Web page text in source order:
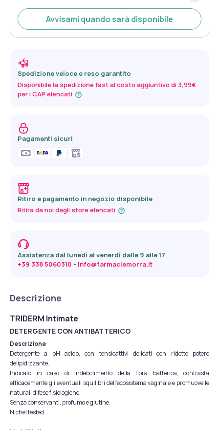
Avvisami quando sarà disponibile
Spedizione veloce e reso garantito
Disponibile la spedizione fast al costo aggiuntivo di 3,99€
per i CAP elencati
Pagamenti sicuri
Ritiro e pagamento in negozio disponibile
Ritira da noi dagli store elencati
Assistenza dal lunedì al venerdì dalle 9 alle 17
+39 338 5060310 - info@farmaciemorra.it
Descrizione
TRIDERM Intimate
DETERGENTE CON ANTIBATTERICO
Descrizione
Detergente a pH acido, con tensioattivi delicati con ridotto potere
delipidizzante.
Indicato in caso di indebolimento della flora batterica, contrasta
efficacemente gli eventuali squilibri dell’ecosistema vaginale e promuove le
naturali difese fisiologiche.
Senza conservanti, profumo e glutine.
Nichel tested.